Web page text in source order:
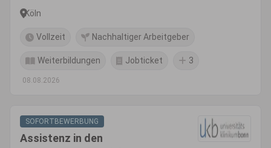
Köln
Vollzeit Nachhaltiger Arbeitgeber
Weiterbildungen Jobticket 3
08.08.2026
SOFORTBEWERBUNG
Assistenz in den